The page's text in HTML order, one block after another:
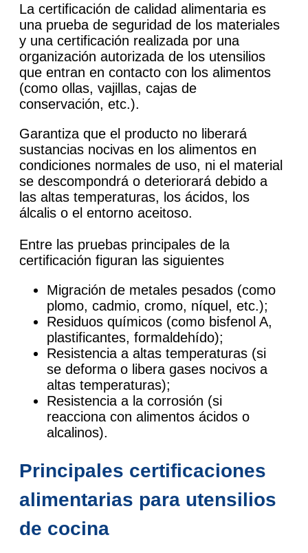
La certificación de calidad alimentaria es
una prueba de seguridad de los materiales
y una certificación realizada por una
organización autorizada de los utensilios
que entran en contacto con los alimentos
(como ollas, vajillas, cajas de
conservación, etc.).
Garantiza que el producto no liberará
sustancias nocivas en los alimentos en
condiciones normales de uso, ni el material
se descompondrá o deteriorará debido a
las altas temperaturas, los ácidos, los
álcalis o el entorno aceitoso.
Entre las pruebas principales de la
certificación figuran las siguientes
Migración de metales pesados (como
plomo, cadmio, cromo, níquel, etc.);
Residuos químicos (como bisfenol A,
plastificantes, formaldehído);
Resistencia a altas temperaturas (si
se deforma o libera gases nocivos a
altas temperaturas);
Resistencia a la corrosión (si
reacciona con alimentos ácidos o
alcalinos).
Principales certificaciones
alimentarias para utensilios
de cocina